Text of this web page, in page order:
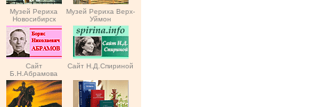
Музей Рериха
Новосибирск
Музей Рериха Верх-
Уймон
Сайт
Б.Н.Абрамова
Сайт Н.Д.Спириной